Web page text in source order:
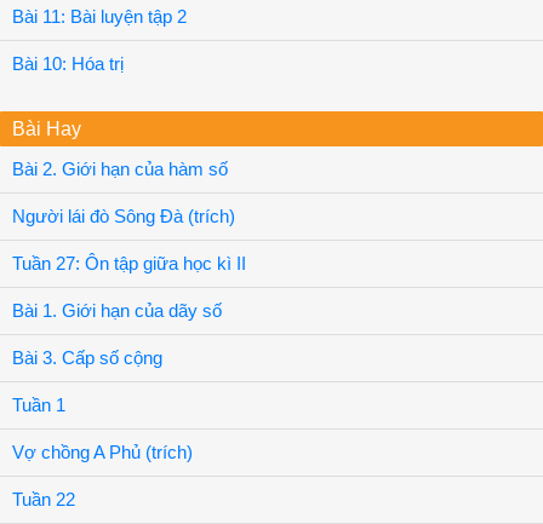
Bài 11: Bài luyện tập 2
Bài 10: Hóa trị
Bài Hay
Bài 2. Giới hạn của hàm số
Người lái đò Sông Đà (trích)
Tuần 27: Ôn tập giữa học kì II
Bài 1. Giới hạn của dãy số
Bài 3. Cấp số cộng
Tuần 1
Vợ chồng A Phủ (trích)
Tuần 22